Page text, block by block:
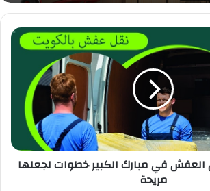
العفش في مبارك الكبير خطوات لجعلها
مريحة